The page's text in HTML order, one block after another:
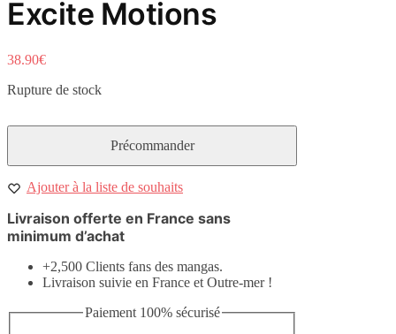
Excite Motions
38.90€
Rupture de stock
Ajouter à la liste de souhaits
Livraison offerte en France sans
minimum d’achat
+2,500 Clients fans des mangas.
Livraison suivie en France et Outre-mer !
Paiement 100% sécurisé